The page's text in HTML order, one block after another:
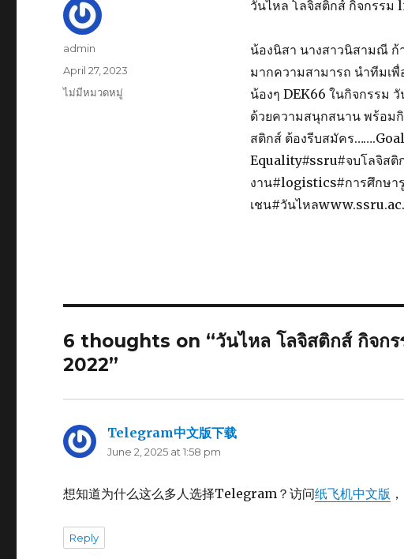
วันไหล โลจิสติกส์ กิจกรรม
น้องนิสา นางสาวนิสามณี ก้
มากความสามารถ นำทีมเ
น้องๆ DEK66 ในกิจกรรม
ด้วยความสนุกสนาน พร้อมกิ
สติกส์ ต้องรีบสมัคร
Equality#ssru#จบโลจิสติ
งาน#logistics#การศึกษา
เชน#วันไหล
Author
admin
Posted
on
April 27, 2023
Categories
ไม่มีหมวดหมู่
6 thoughts on “วันไหล โลจิสติกส์ กิจก
2022”
Telegram中文版下载
June 2, 2025 at 1:58 pm
想知道为什么这么多人选择Telegram？访问纸飞机中文版
Reply